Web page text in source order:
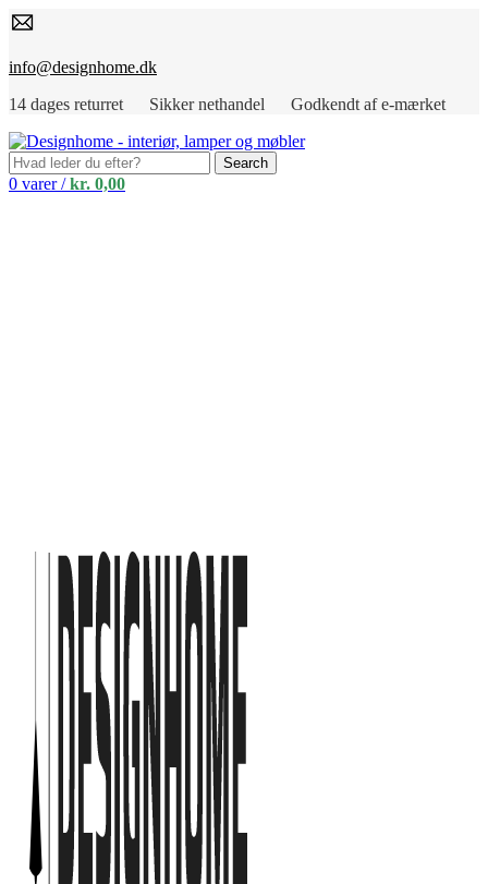
info@designhome.dk
14 dages returret Sikker nethandel Godkendt af e-mærket
Search
0 varer / kr. 0,00